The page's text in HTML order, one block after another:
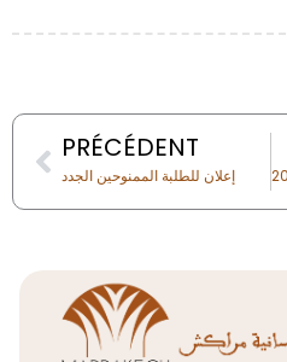
PrevPRÉCÉDENT
إعلان للطلبة الممنوحين الجدد